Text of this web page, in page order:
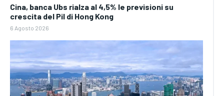
Cina, banca Ubs rialza al 4,5% le previsioni su
crescita del Pil di Hong Kong
6 Agosto 2026